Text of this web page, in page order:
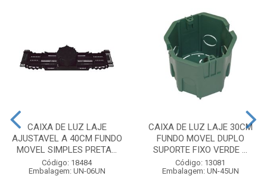
CAIXA DE LUZ LAJE
AJUSTAVEL A 40CM FUNDO
MOVEL SIMPLES PRETA...
Código: 18484
Embalagem: UN-06UN
CAIXA DE LUZ LAJE 30CM
FUNDO MOVEL DUPLO
SUPORTE FIXO VERDE ...
Código: 13081
Embalagem: UN-45UN